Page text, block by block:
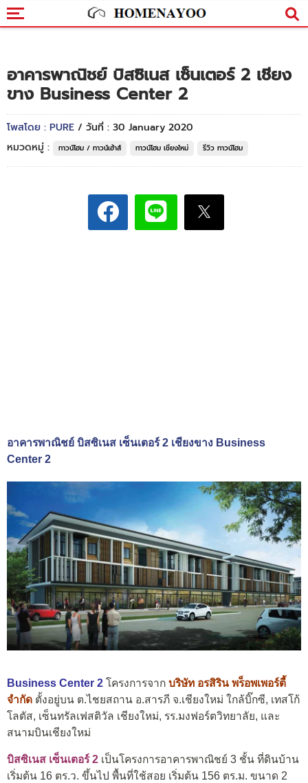
อาคารพาณิชย์ บิสซิเนส เซ็นเตอร์ 2 เชียง
ขาง Business Center 2
โพสโดย : PURE / วันที่ : 30 January 2020
หมวดหมู่ :
ทาวน์โฮม / ทาวน์เฮ้าส์ ทาวน์โฮม เชียงใหม่ รีวิว ทาวน์โฮม
อาคารพาณิชย์ บิสซิเนส เซ็นเตอร์ 2 เชียงขาง Business
Center 2
Business Center 2 โครงการจาก บริษัท อรสิริน พร็อพเพอร์ตี้
จำกัด ตั้งอยู่บน ต.ไชยสถาน อ.สารภี จ.เชียงใหม่ ใกล้บิ๊กซี, เทสโก้
โลตัส, เซ็นทรัลเฟสติวัล เชียงใหม่, รร.มงฟอร์ตวิทยาลัย, และ
สนามบินเชียงใหม่
บิสซิเนส เซ็นเตอร์ 2 เป็นโครงการอาคารพาณิชย์ 3 ชั้น ที่ดินบ้าน
เริ่มต้น 16 ตร.ว. ขึ้นไป พื้นที่ใช้สอย เริ่มต้น 156 ตร.ม. ขนาด 2